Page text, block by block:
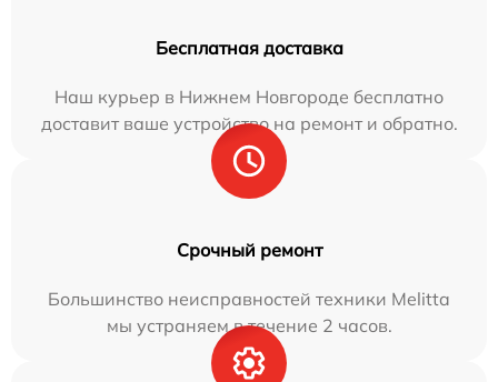
Бесплатная доставка
Наш курьер в Нижнем Новгороде бесплатно
доставит ваше устройство на ремонт и обратно.
Срочный ремонт
Большинство неисправностей техники Melitta
мы устраняем в течение 2 часов.